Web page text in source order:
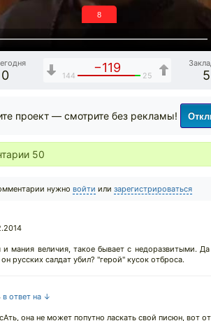
7
0
−119
144 25 5
проект — смотрите без рекламы!
50
нужно войти или зарегистрироваться
и мания величия, такое бывает с недоразвитыми.
русских салдат убил? "герой" кусок отброса.
в ответ на ↓
она не может попутно ласкать свой писюн, вот